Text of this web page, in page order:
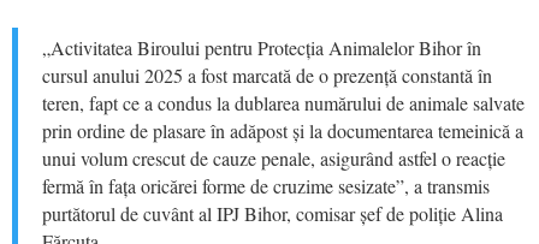
„Activitatea Biroului pentru Protecția Animalelor Bihor în
cursul anului 2025 a fost marcată de o prezență constantă în
teren, fapt ce a condus la dublarea numărului de animale salvate
prin ordine de plasare în adăpost și la documentarea temeinică a
unui volum crescut de cauze penale, asigurând astfel o reacție
fermă în fața oricărei forme de cruzime sesizate”, a transmis
purtătorul de cuvânt al IPJ Bihor, comisar șef de poliție Alina